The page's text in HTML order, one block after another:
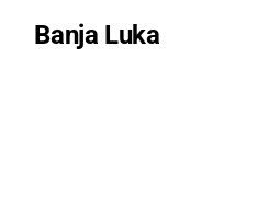
Banja Luka